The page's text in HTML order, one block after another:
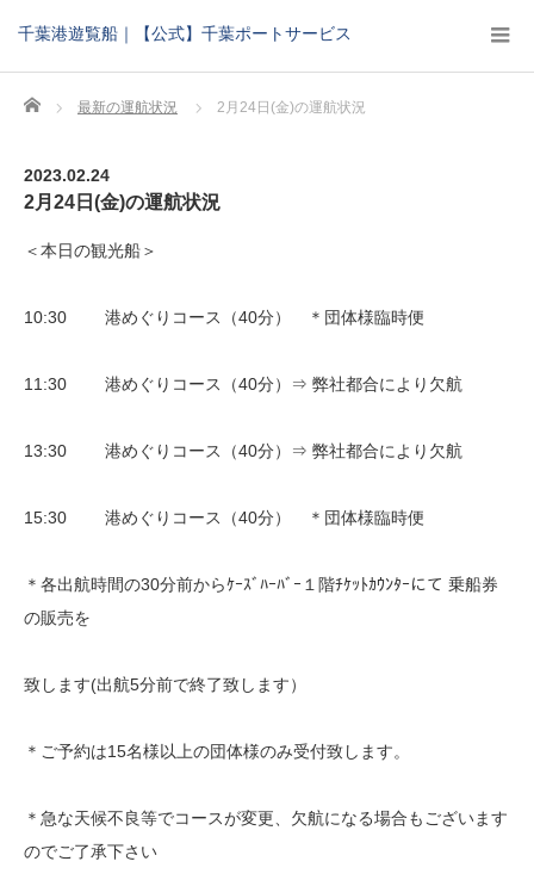
千葉港遊覧船｜【公式】千葉ポートサービス
Home 最新の運航状況 2月24日(金)の運航状況
2023.02.24
2月24日(金)の運航状況
＜本日の観光船＞
10:30 港めぐりコース（40分） ＊団体様臨時便
11:30 港めぐりコース（40分）⇒ 弊社都合により欠航
13:30 港めぐりコース（40分）⇒ 弊社都合により欠航
15:30 港めぐりコース（40分） ＊団体様臨時便
＊各出航時間の30分前からｹｰｽﾞﾊｰﾊﾞｰ１階ﾁｹｯﾄｶｳﾝﾀｰにて 乗船券
の販売を
致します(出航5分前で終了致します）
＊ご予約は15名様以上の団体様のみ受付致します。
＊急な天候不良等でコースが変更、欠航になる場合もございます
のでご了承下さい